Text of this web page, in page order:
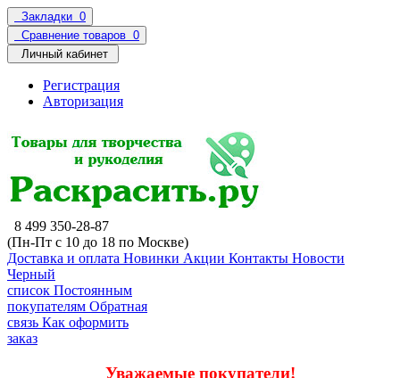
Закладки 0
Сравнение товаров 0
Личный кабинет
Регистрация
Авторизация
8 499 350-28-87
(Пн-Пт с 10 до 18 по Москве)
Доставка и оплата Новинки Акции Контакты Новости
Черный
список Постоянным
покупателям Обратная
связь Как оформить
заказ
Уважаемые покупатели!